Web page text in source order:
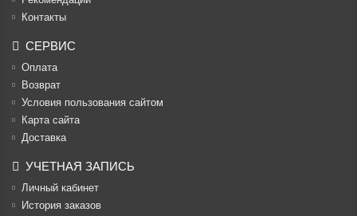
Контакты
СЕРВИС
Оплата
Возврат
Условия пользования сайтом
Карта сайта
Доставка
УЧЕТНАЯ ЗАПИСЬ
Личный кабинет
История заказов